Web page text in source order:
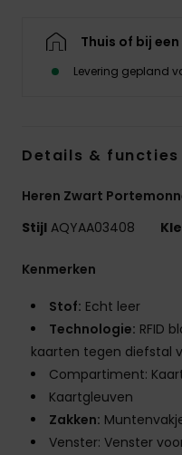
Thuis of bij
Levering gepland
Details & functies
Heren Zwart
Stijl AQYAA03408
Kenmerken
Stof: Echt leer
Technologie: RFID
kaarten tegen diefstal
Compartiment:
Kaartgleuven
Zakken:
Venster: Venster